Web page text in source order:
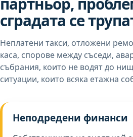
сградата се
Неплатени такси, отложени
каса, спорове между съседи,
събрания, които не водят до
ситуации, които всяка етажна
Неподредени финанси